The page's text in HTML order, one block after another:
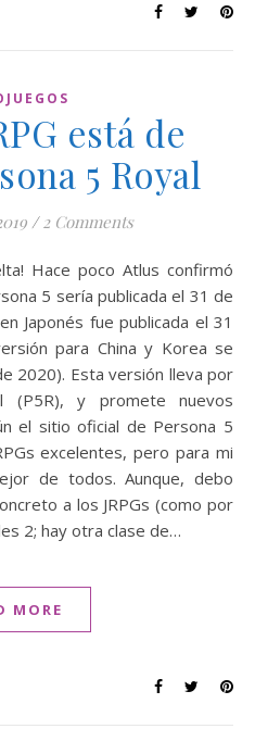
está de
5 Royal
/ 2 Comments
5 sería publicada el 31 de
Japonés fue publicada el 31
para China y Korea se
2020). Esta versión lleva por
(P5R), y promete nuevos
el sitio oficial de Persona 5
excelentes, pero para mi
de todos. Aunque, debo
a los JRPGs (como por
2; hay otra clase de…
MORE